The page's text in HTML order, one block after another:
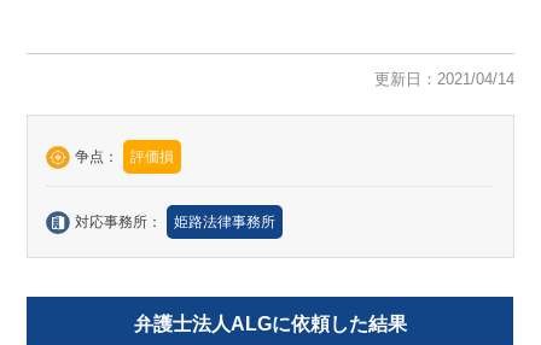
更新日：2021/04/14
争点： 評価損
対応事務所： 姫路法律事務所
弁護士法人ALGに依頼した結果